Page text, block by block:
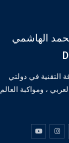
الهاشمي
التقنية في دولتي
، ومواكبة العالم